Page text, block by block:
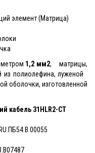
элемент (Матрица)
1,2 мм2, матрицы,
из полиолефина, луженой
оболочки, изготовленной
кабель 31HLR2-CT